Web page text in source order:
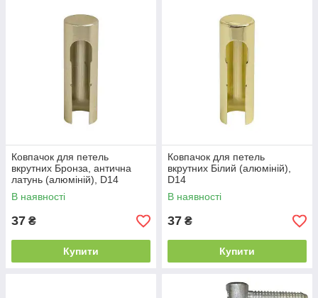
Ковпачок для петель
вкрутних Бронза, антична
латунь (алюміній), D14
В наявності
37 ₴
Купити
Ковпачок для петель
вкрутних Білий (алюміній),
D14
В наявності
37 ₴
Купити